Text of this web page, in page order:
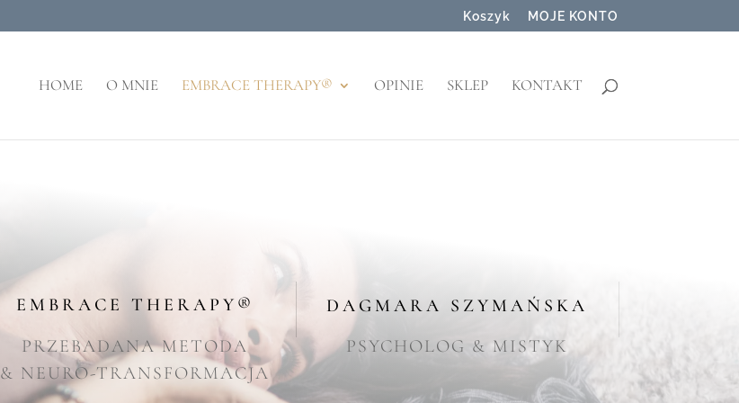
Koszyk MOJE KONTO
HOME O MNIE EMBRACE THERAPY® OPINIE SKLEP KONTAKT
EMBRACE THERAPY®
PRZEBADANA METODA
& NEURO-TRANSFORMACJA
DAGMARA SZYMAŃSKA
PSYCHOLOG & MISTYK